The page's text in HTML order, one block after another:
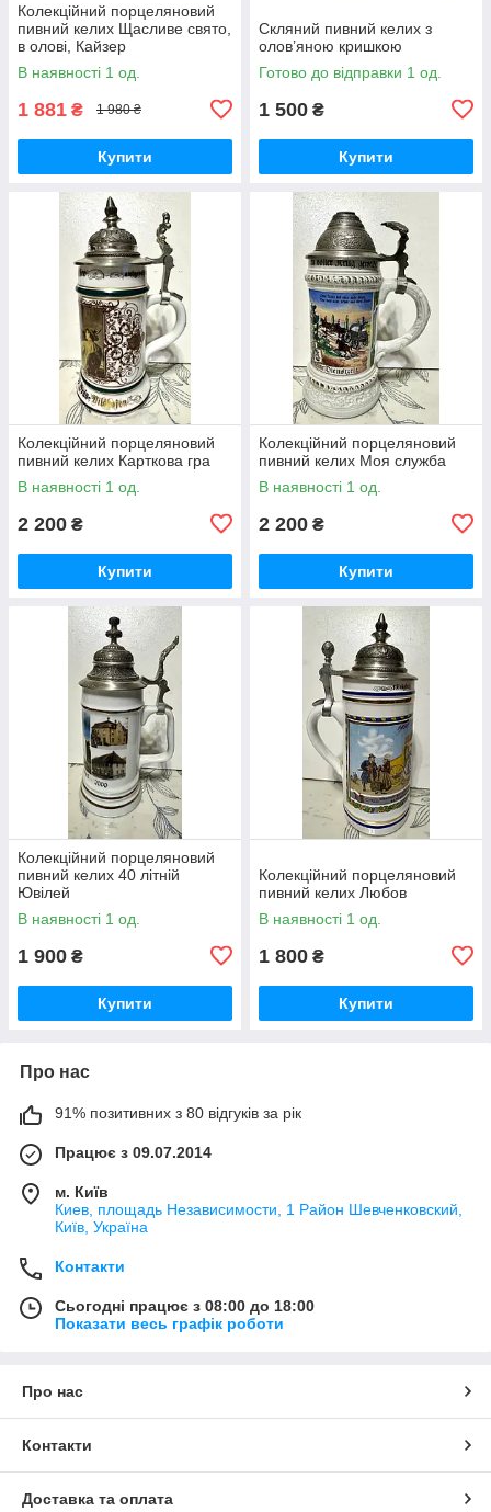
Колекційний порцеляновий
пивний келих Щасливе свято,
в олові, Кайзер
В наявності 1 од.
1 881 ₴ 1 980 ₴
Купити
Скляний пивний келих з
олов’яною кришкою
Готово до відправки 1 од.
1 500 ₴
Купити
Колекційний порцеляновий
пивний келих Карткова гра
В наявності 1 од.
2 200 ₴
Купити
Колекційний порцеляновий
пивний келих Моя служба
В наявності 1 од.
2 200 ₴
Купити
Колекційний порцеляновий
пивний келих 40 літній
Ювілей
В наявності 1 од.
1 900 ₴
Купити
Колекційний порцеляновий
пивний келих Любов
В наявності 1 од.
1 800 ₴
Купити
Про нас
91% позитивних з 80 відгуків за рік
Працює з 09.07.2014
м. Київ
Киев, площадь Независимости, 1 Район Шевченковский,
Київ, Україна
Контакти
Сьогодні працює з 08:00 до 18:00
Показати весь графік роботи
Про нас
Контакти
Доставка та оплата